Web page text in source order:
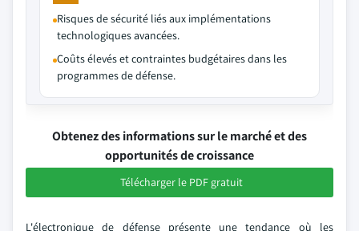
Risques de sécurité liés aux implémentations
technologiques avancées.
Coûts élevés et contraintes budgétaires dans les
programmes de défense.
Obtenez des informations sur le marché et des
opportunités de croissance
Télécharger le PDF gratuit
L'électronique de défense présente une tendance où les